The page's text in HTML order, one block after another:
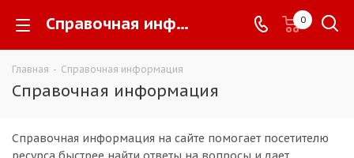
Справочная информация - 0
Главная - Справочная информация
Справочная информация
Справочная информация на сайте помогает посетителю